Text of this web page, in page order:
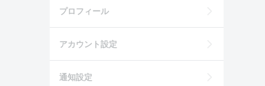
プロフィール
アカウント設定
通知設定